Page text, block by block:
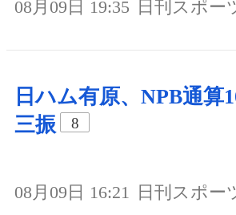
08月09日 19:35 日刊スポー
日ハム有原、NPB通算
三振
8
08月09日 16:21 日刊スポー